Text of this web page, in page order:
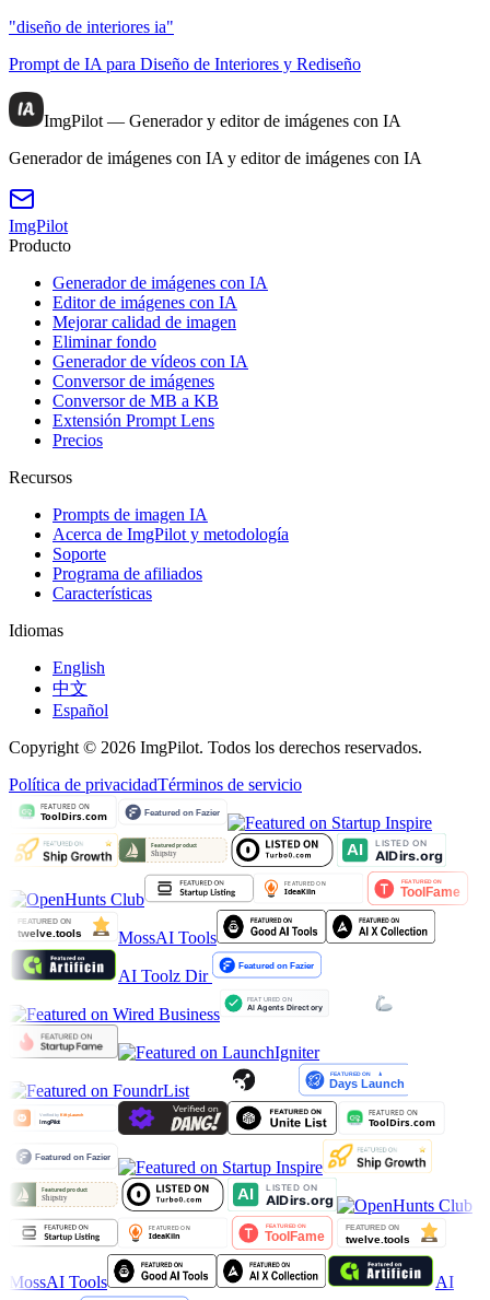
"diseño de interiores ia"
Prompt de IA para Diseño de Interiores y Rediseño
ImgPilot — Generador y editor de imágenes con IA
Generador de imágenes con IA y editor de imágenes con IA
ImgPilot
Producto
Generador de imágenes con IA
Editor de imágenes con IA
Mejorar calidad de imagen
Eliminar fondo
Generador de vídeos con IA
Conversor de imágenes
Conversor de MB a KB
Extensión Prompt Lens
Precios
Recursos
Prompts de imagen IA
Acerca de ImgPilot y metodología
Soporte
Programa de afiliados
Características
Idiomas
English
中文
Español
Copyright © 2026 ImgPilot. Todos los derechos reservados.
Política de privacidadTérminos de servicio
MossAI Tools
AI Toolz Dir
MossAI Tools AI